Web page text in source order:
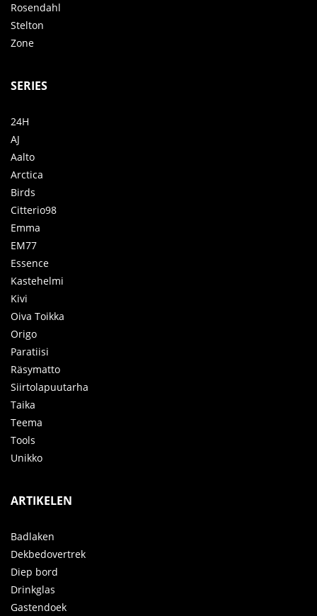
Rosendahl
Stelton
Zone
SERIES
24H
AJ
Aalto
Arctica
Birds
Citterio98
Emma
EM77
Essence
Kastehelmi
Kivi
Oiva Toikka
Origo
Paratiisi
Räsymatto
Siirtolapuutarha
Taika
Teema
Tools
Unikko
ARTIKELEN
Badlaken
Dekbedovertrek
Diep bord
Drinkglas
Gastendoek